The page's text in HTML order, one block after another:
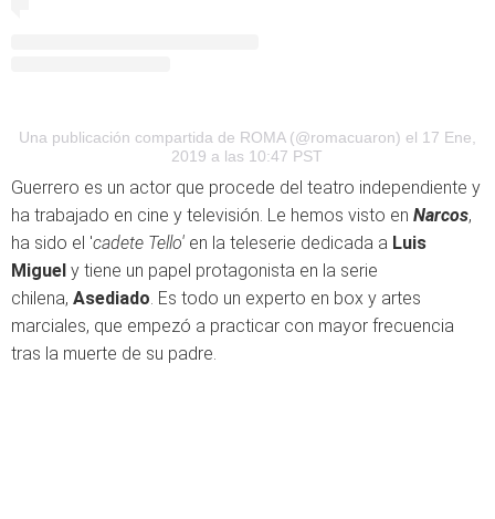
Una publicación compartida de ROMA (@romacuaron) el 17 Ene,
2019 a las 10:47 PST
Guerrero es un actor que procede del teatro independiente y
ha trabajado en cine y televisión. Le hemos visto en Narcos,
ha sido el 'cadete Tello' en la teleserie dedicada a Luis
Miguel y tiene un papel protagonista en la serie
chilena, Asediado. Es todo un experto en box y artes
marciales, que empezó a practicar con mayor frecuencia
tras la muerte de su padre.